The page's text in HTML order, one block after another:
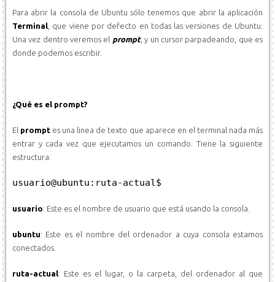
Para abrir la consola de Ubuntu sólo tenemos que abrir la aplicación
Terminal , que viene por defecto en todas las versiones de Ubuntu.
Una vez dentro veremos el prompt, y un cursor parpadeando, que es
donde podemos escribir.
¿Qué es el prompt?
El prompt es una linea de texto que aparece en el terminal nada más
entrar y cada vez que ejecutamos un comando. Tiene la siguiente
estructura:
usuario@ubuntu:ruta-actual$
usuario: Este es el nombre de usuario que está usando la consola.
ubuntu: Este es el nombre del ordenador a cuya consola estamos
conectados.
ruta-actual: Este es el lugar, o la carpeta, del ordenador al que